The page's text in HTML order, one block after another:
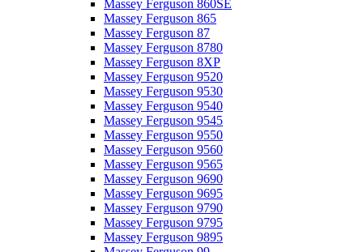
Massey Ferguson 860SE
Massey Ferguson 865
Massey Ferguson 87
Massey Ferguson 8780
Massey Ferguson 8XP
Massey Ferguson 9520
Massey Ferguson 9530
Massey Ferguson 9540
Massey Ferguson 9545
Massey Ferguson 9550
Massey Ferguson 9560
Massey Ferguson 9565
Massey Ferguson 9690
Massey Ferguson 9695
Massey Ferguson 9790
Massey Ferguson 9795
Massey Ferguson 9895